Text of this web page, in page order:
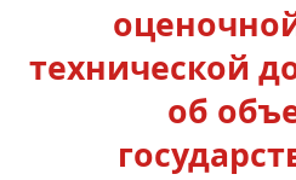
технической
об